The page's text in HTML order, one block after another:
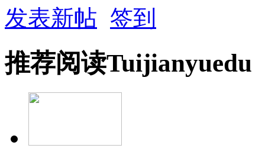
发表新帖 签到
推荐阅读Tuijianyuedu